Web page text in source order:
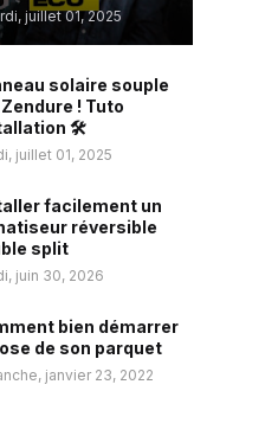
juillet 01, 2025
solaire souple
! Tuto
🛠️
juillet 01, 2025
facilement un
réversible
split
juin 30, 2026
bien démarrer
de son parquet
janvier 23, 2022